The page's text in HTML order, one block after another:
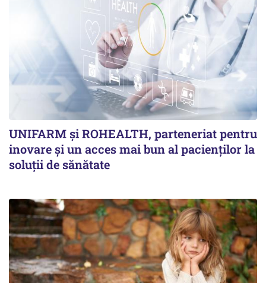
UNIFARM și ROHEALTH, parteneriat pentru
inovare și un acces mai bun al pacienților la
soluții de sănătate